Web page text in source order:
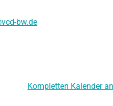
bw.de
Kompletten Kalender